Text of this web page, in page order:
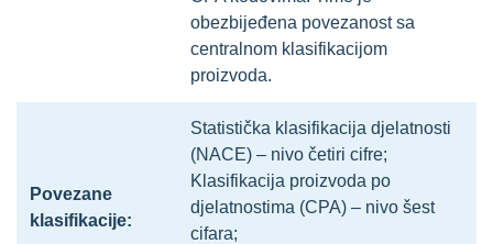
obezbijeđena povezanost sa
centralnom klasifikacijom
proizvoda.
Povezane
klasifikacije:
Statistička klasifikacija djelatnosti
(NACE) – nivo četiri cifre;
Klasifikacija proizvoda po
djelatnostima (CPA) – nivo šest
cifara;